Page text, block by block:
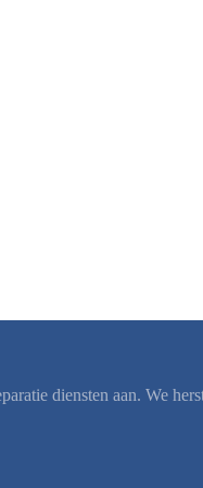
diensten aan. We